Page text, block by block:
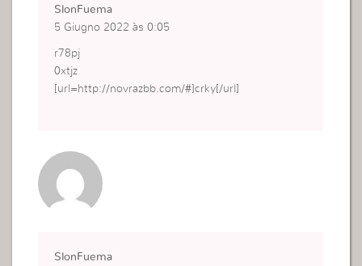
SlonFuema
5 Giugno 2022 às 0:05
r78pj
0xtjz
[url=http://novrazbb.com/#]crky[/url]
SlonFuema